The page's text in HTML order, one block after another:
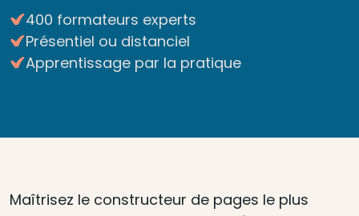
400 formateurs experts
Présentiel ou distanciel
Apprentissage par la pratique
Maîtrisez le constructeur de pages le plus